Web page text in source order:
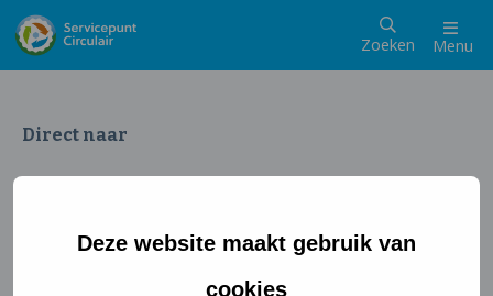
Deze website maakt gebruik van
cookies
Zoeken Menu
Direct naar
Wat is een circulaire samenleving
Meedoen als ondernemer
Circulaire producten en diensten